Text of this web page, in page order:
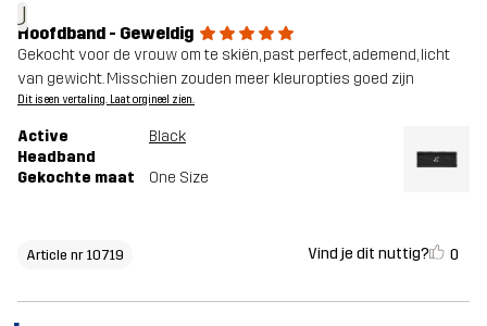
J
Hoofdband - Geweldig
Gekocht voor de vrouw om te skiën, past perfect, ademend, licht
van gewicht. Misschien zouden meer kleuropties goed zijn
Dit is een vertaling. Laat orgineel zien.
Active
Headband
Black
Gekochte maat One Size
Article nr 10719 Vind je dit nuttig? 0